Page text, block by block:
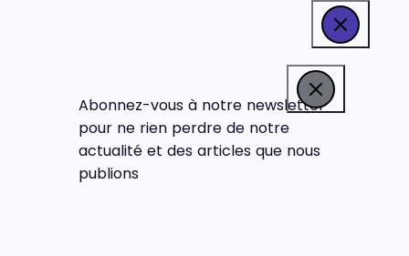
Abonnez-vous à notre newsletter
pour ne rien perdre de notre
actualité et des articles que nous
publions